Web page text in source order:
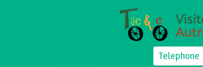
Telephone